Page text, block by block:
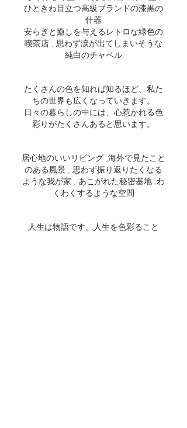
ひときわ目立つ高級ブランドの漆黒の
什器
安らぎと癒しを与えるレトロな緑色の
喫茶店 , 思わず涙が出てしまいそうな
純白のチャペル
たくさんの色を知れば知るほど、私た
ちの世界も広くなっていきます。
日々の暮らしの中には、心惹かれる色
彩りがたくさんあると思います。
居心地のいいリビング ,海外で見たこと
のある風景 , 思わず振り返りたくなる
ような我が家 , あこがれた秘密基地 ,わ
くわくするような空間
人生は物語です。人生を色彩ること